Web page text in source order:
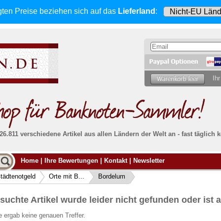
Preise beziehen sich auf das Lieferland :
verschiedene Artikel aus allen Ländern der Welt an - fast täglich
Alle Lieferungen, auch ins Ausland, werden
von uns voll versichert. Sie habenkein Risiko
falls die Sendung verloren geht oder beschädigt
wird.
Absolute Zuverlässigkeit: sowohl in puncto
Service als auch in der Qualität unserer
Banknoten
Ihrer
Home Ihre Bewertungen Kontakt Newsletter
Orte mit B... Bordelum
Artikel wurde leider nicht gefunden oder ist
ergab keine genauen Treffer.